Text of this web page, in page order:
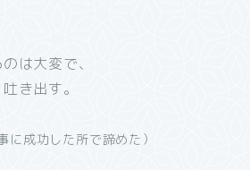
は大変で、
き出す。
成功した所で諦めた）